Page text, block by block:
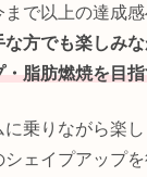
で以上の達成感
方でも楽しみな
脂肪燃焼を目
乗りながら楽
シェイプアップ